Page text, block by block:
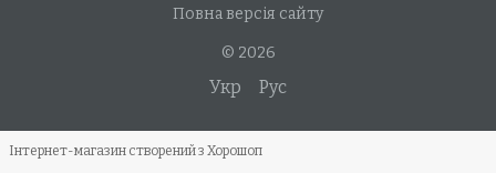
Повна версія сайту
© 2026
Укр Рус
Інтернет-магазин створений з Хорошоп